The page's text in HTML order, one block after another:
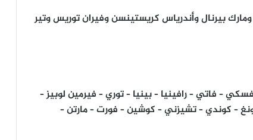
بيرنال وأندرياس كريستينسن وفيران توريس وتير
– فاتي – رافينيا – بينيا – توري – فيرمين لوبيز –
– كوندي – تشيزني – كوشين – فورت – مارتن –